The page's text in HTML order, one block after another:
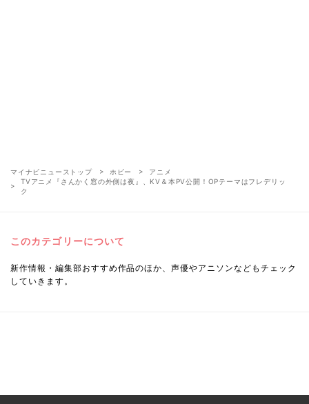
マイナビニューストップ ホビー
アニメ
TVアニメ『さんかく窓の外側は夜』、KV＆本PV公開！OPテーマはフレデリッ
ク
このカテゴリーについて
新作情報・編集部おすすめ作品のほか、声優やアニソンなどもチェック
していきます。